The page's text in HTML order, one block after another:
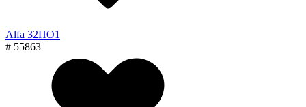
Alfa 32ПО1
# 55863